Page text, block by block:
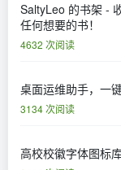
SaltyLeo 的书架 -
任何想要的书！
4632 次阅读
桌面运维助手，一
3134 次阅读
高校校徽字体图标